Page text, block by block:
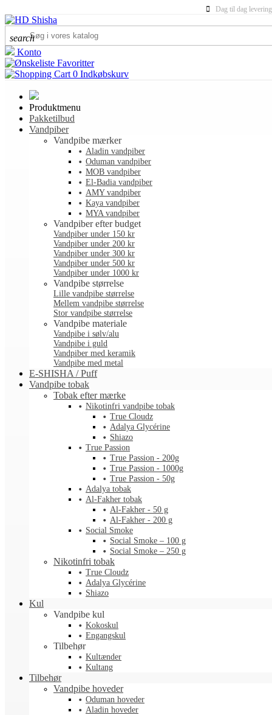
Dag til dag levering
search
Konto
Favoritter
0 Indkøbskurv
Produktmenu
Pakketilbud
Vandpiber
Vandpibe mærker
Aladin vandpiber
Oduman vandpiber
MOB vandpiber
El-Badia vandpiber
AMY vandpiber
Kaya vandpiber
MYA vandpiber
Vandpiber efter budget
Vandpiber under 150 kr
Vandpiber under 200 kr
Vandpiber under 300 kr
Vandpiber under 500 kr
Vandpiber under 1000 kr
Vandpibe størrelse
Lille vandpibe størrelse
Mellem vandpibe størrelse
Stor vandpibe størrelse
Vandpibe materiale
Vandpibe i sølv/alu
Vandpibe i guld
Vandpiber med keramik
Vandpibe med metal
E-SHISHA / Puff
Vandpibe tobak
Tobak efter mærke
Nikotinfri vandpibe tobak
True Cloudz
Adalya Glycérine
Shiazo
True Passion
True Passion - 200g
True Passion - 1000g
True Passion - 50g
Adalya tobak
Al-Fakher tobak
Al-Fakher - 50 g
Al-Fakher - 200 g
Social Smoke
Social Smoke – 100 g
Social Smoke – 250 g
Nikotinfri tobak
True Cloudz
Adalya Glycérine
Shiazo
Kul
Vandpibe kul
Kokoskul
Engangskul
Tilbehør
Kultænder
Kultang
Tilbehør
Vandpibe hoveder
Oduman hoveder
Aladin hoveder